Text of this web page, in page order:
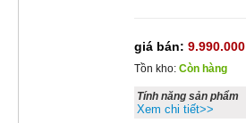
giá bán: 9.990.000
Tồn kho: Còn hàng
Tính năng sản phẩm
Xem chi tiết>>